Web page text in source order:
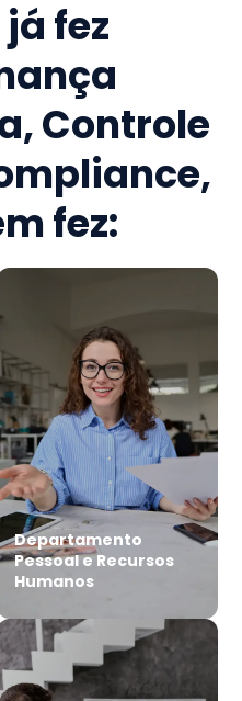
fez
Controle
,
fez:
Departamento
Pessoal e Recursos
Humanos